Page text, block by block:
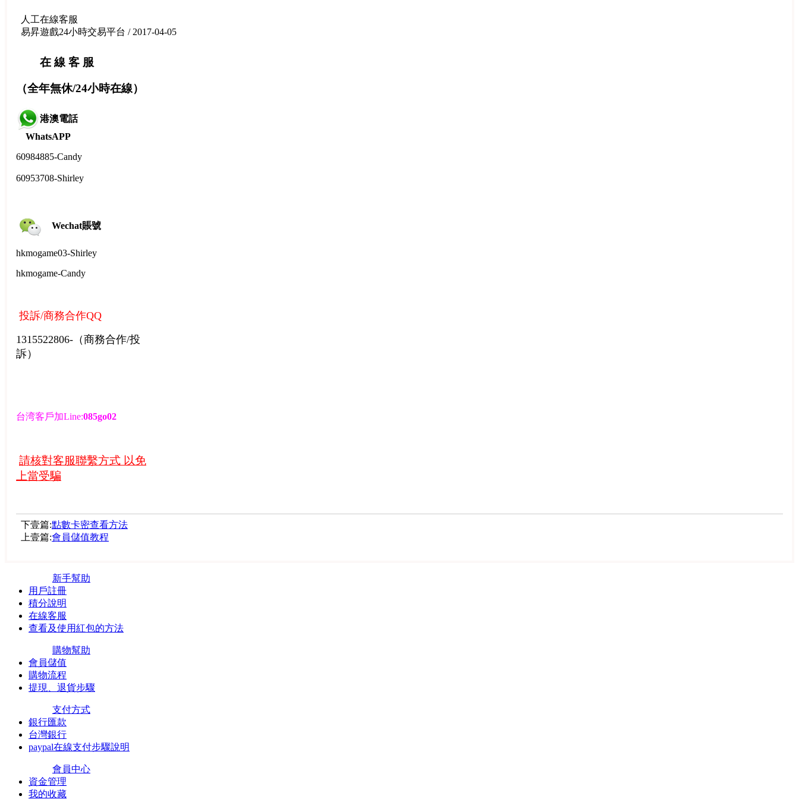
人工在線客服
易昇遊戲24小時交易平台 / 2017-04-05
在 線 客 服
（全年無休/24小時在線）
港澳電話
WhatsAPP
60984885-Candy
60953708-Shirley
Wechat賬號
hkmogame03-Shirley
hkmogame-Candy
投訴/商務合作QQ
1315522806-（商務合作/投
訴）
台湾客戶加Line:085go02
請核對客服聯繫方式 以免
上當受騙
下壹篇:點數卡密查看方法
上壹篇:會員儲值教程
新手幫助
用戶註冊
積分說明
在線客服
查看及使用紅包的方法
購物幫助
會員儲值
購物流程
提現、退貨步驟
支付方式
銀行匯款
台灣銀行
paypal在線支付步驟說明
會員中心
資金管理
我的收藏